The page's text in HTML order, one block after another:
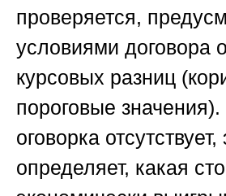
проверяется,
условиями договора
курсовых разниц
пороговые
оговорка отсутствует,
определяет, какая